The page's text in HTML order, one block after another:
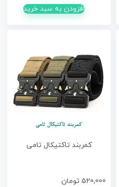
افزودن به سبد خرید
کمربند تاکتیکال تامی
520,000 تومان